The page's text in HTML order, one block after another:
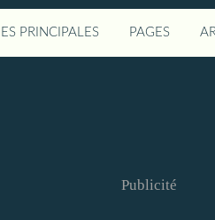
PRINCIPALES PAGES
Publicité